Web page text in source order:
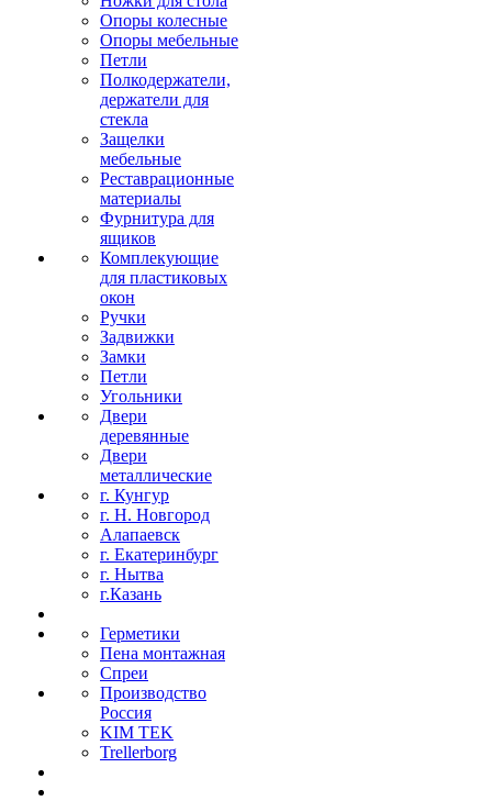
Опоры колесные
Опоры мебельные
Петли
Полкодержатели,
держатели для
стекла
Защелки
мебельные
Реставрационные
материалы
Фурнитура для
ящиков
Комплекующие
для пластиковых
окон
Ручки
Задвижки
Замки
Петли
Угольники
Двери
деревянные
Двери
металлические
г. Кунгур
г. Н. Новгород
Алапаевск
г. Екатеринбург
г. Нытва
г.Казань
Герметики
Пена монтажная
Спреи
Производство
Россия
KIM TEK
Trellerborg